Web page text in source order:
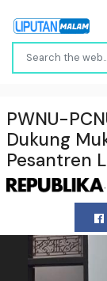
PWNU-
Dukung
Pesantren